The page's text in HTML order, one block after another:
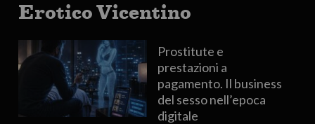
Erotico Vicentino
Prostitute e
prestazioni a
pagamento. Il business
del sesso nell’epoca
digitale